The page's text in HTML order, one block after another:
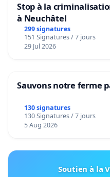
Stop à la
à Neuchâtel
299 signatures
151 Signatures / 7 jours
29 Jul 2026
Sauvons notre ferme
130 signatures
130 Signatures / 7 jours
5 Aug 2026
Soutien à la